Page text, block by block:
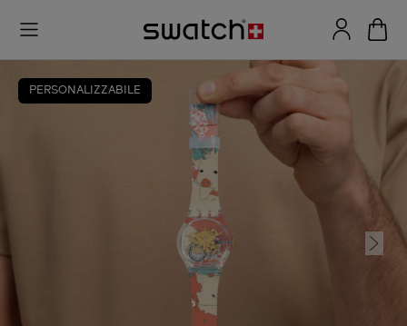
PERSONALIZZABILE